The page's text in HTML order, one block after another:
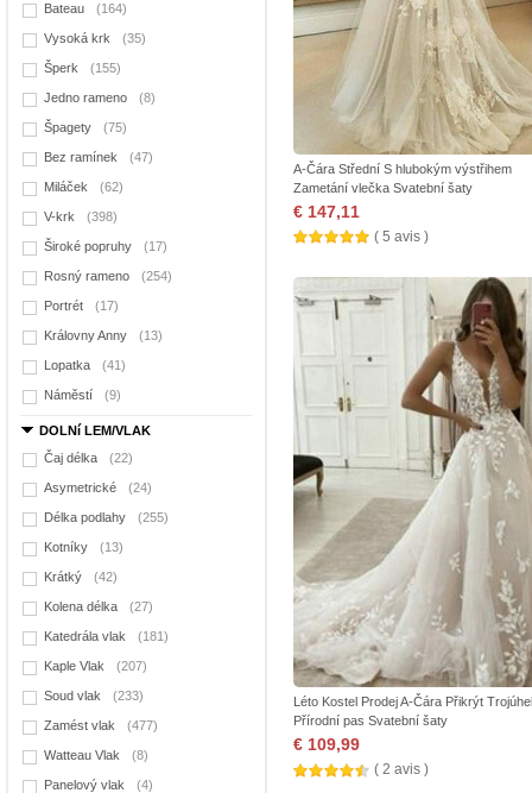
Bateau
(164)
Vysoká krk (35)
Šperk (155)
Jedno rameno (8)
Špagety (75)
Bez ramínek (47)
Miláček (62)
V-krk (398)
Široké popruhy (17)
Rosný rameno (254)
Portrét (17)
Královny Anny (13)
Lopatka (41)
Náměstí (9)
DOLNí LEM/VLAK
Čaj délka
(22)
Asymetrické (24)
Délka podlahy (255)
Kotníky (13)
Krátký (42)
Kolena délka (27)
Katedrála vlak (181)
Kaple Vlak (207)
Soud vlak (233)
Zamést vlak (477)
Watteau Vlak (8)
Panelový vlak (4)
A-Čára Střední S hlubokým výstřihem
Zametání vlečka Svatební šaty
€ 147,11
( 5 avis )
Léto Kostel Prodej A-Čára Přikrýt
Přírodní pas Svatební šaty
€ 109,99
( 2 avis )